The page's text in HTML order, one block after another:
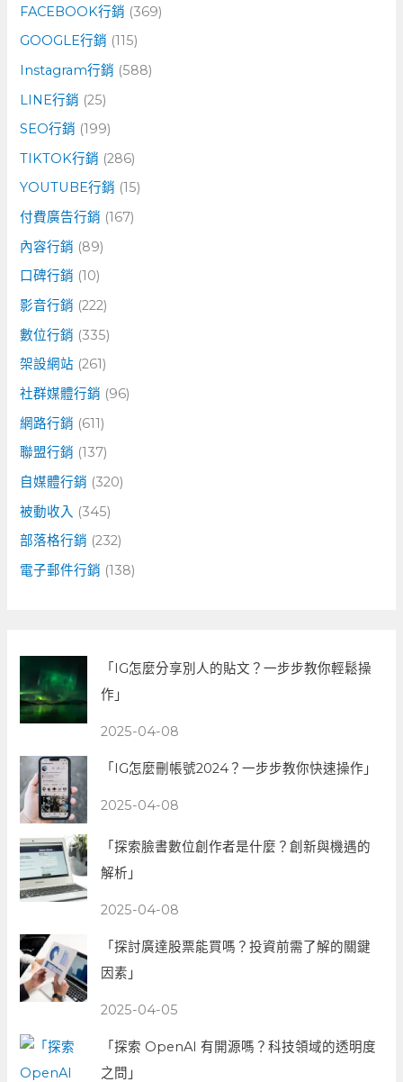
FACEBOOK行銷 (369)
GOOGLE行銷 (115)
Instagram行銷 (588)
LINE行銷 (25)
SEO行銷 (199)
TIKTOK行銷 (286)
YOUTUBE行銷 (15)
付費廣告行銷 (167)
內容行銷 (89)
口碑行銷 (10)
影音行銷 (222)
數位行銷 (335)
架設網站 (261)
社群媒體行銷 (96)
網路行銷 (611)
聯盟行銷 (137)
自媒體行銷 (320)
被動收入 (345)
部落格行銷 (232)
電子郵件行銷 (138)
「IG怎麼分享別人的貼文？一步步教你輕鬆操
作」
2025-04-08
「IG怎麼刪帳號2024？一步步教你快速操作」
2025-04-08
「探索臉書數位創作者是什麼？創新與機遇的
解析」
2025-04-08
「探討廣達股票能買嗎？投資前需了解的關鍵
因素」
2025-04-05
「探索 OpenAI 有開源嗎？科技領域的透明度
之問」